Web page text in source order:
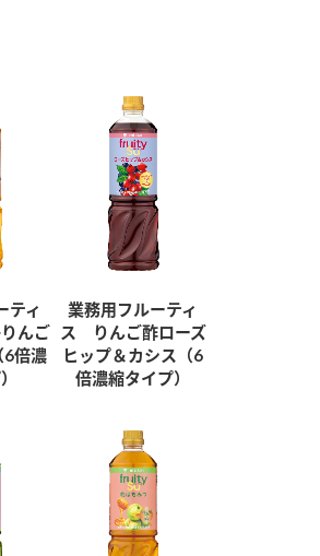
ティ
んご
6倍濃
業務用フルーティ
ス りんご酢ローズ
ヒップ＆カシス（6
倍濃縮タイプ）